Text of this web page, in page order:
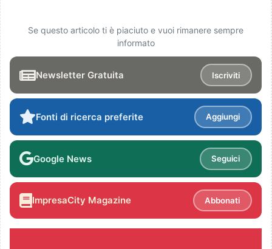
Se questo articolo ti è piaciuto e vuoi rimanere sempre
informato
Newsletter Gratuita Iscriviti
Fonti di ricerca preferite Aggiungi
Google News Seguici
ImpresaCity Magazine Abbonati